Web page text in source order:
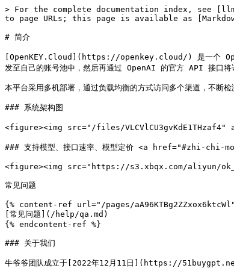
> For the complete documentation index, see
to page URLs; this page is available as
# 简介
[OpenKEY.Cloud](https://openkey.cloud/) 是一个
发至自己的账号池中，然后再通过 OpenAI 的官方 API 接口将
本平台采用多机部署，通过负载均衡的方式访问多个渠道，不断
### 系统架构图
<figure><img src="/files/
### 支持模型、接口速率、模型定价 <a href="#zhi-
<figure><img src="https://s3.xbqx.com/aliyun/
常见问题
{% content-ref url="/pages/
[常见问题](/help/qa.md)
{% endcontent-ref %}
### 关于我们
牛爷爷团队成立于[2022年12月11日](https://